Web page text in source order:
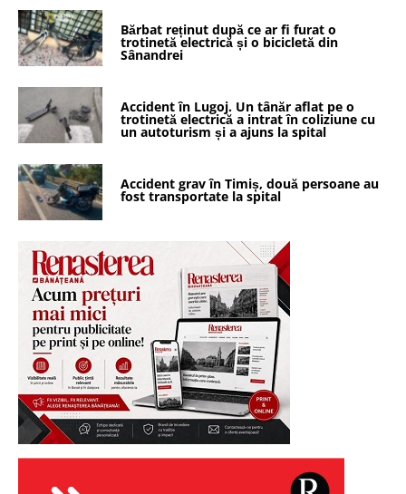
Bărbat reținut după ce ar fi furat o
trotinetă electrică și o bicicletă din
Sânandrei
Accident în Lugoj. Un tânăr aflat pe o
trotinetă electrică a intrat în coliziune cu
un autoturism și a ajuns la spital
Accident grav în Timiș, două persoane au
fost transportate la spital